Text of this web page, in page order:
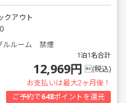
クアウト
ルルーム 禁煙
1泊1名合計
12,969円 (税込)
お支払いは最大2ヶ月後！
ご予約で648ポイントを還元